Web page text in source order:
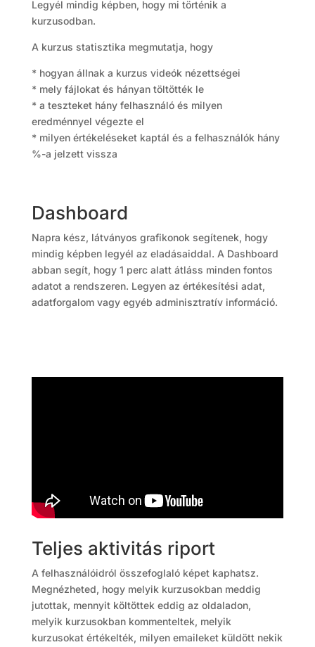
Legyél mindig képben, hogy mi történik a
kurzusodban.
A kurzus statisztika megmutatja, hogy
* hogyan állnak a kurzus videók nézettségei
* mely fájlokat és hányan töltötték le
* a teszteket hány felhasználó és milyen
eredménnyel végezte el
* milyen értékeléseket kaptál és a felhasználók hány
%-a jelzett vissza
Dashboard
Napra kész, látványos grafikonok segítenek, hogy
mindig képben legyél az eladásaiddal. A Dashboard
abban segít, hogy 1 perc alatt átláss minden fontos
adatot a rendszeren. Legyen az értékesítési adat,
adatforgalom vagy egyéb adminisztratív információ.
Teljes aktivitás riport
A felhasználóidról összefoglaló képet kaphatsz.
Megnézheted, hogy melyik kurzusokban meddig
jutottak, mennyit költöttek eddig az oldaladon,
melyik kurzusokban kommenteltek, melyik
kurzusokat értékelték, milyen emaileket küldött nekik